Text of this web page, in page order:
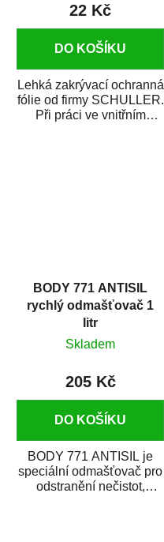
22 Kč
DO KOŠÍKU
Lehká zakrývací ochranná
fólie od firmy SCHULLER.
Při práci ve vnitřním
BODY 771 ANTISIL
rychlý odmašťovač 1
litr
Skladem
205 Kč
DO KOŠÍKU
BODY 771 ANTISIL je
speciální odmašťovač pro
odstranění nečistot,